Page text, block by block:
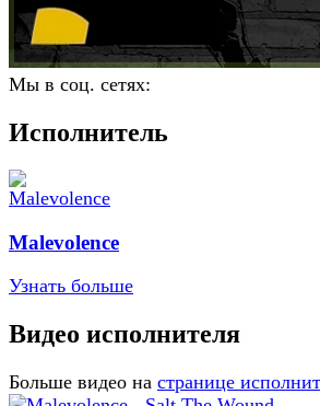
Мы в соц. сетях:
Исполнитель
Malevolence
Узнать больше
Видео исполнителя
Больше видео на странице